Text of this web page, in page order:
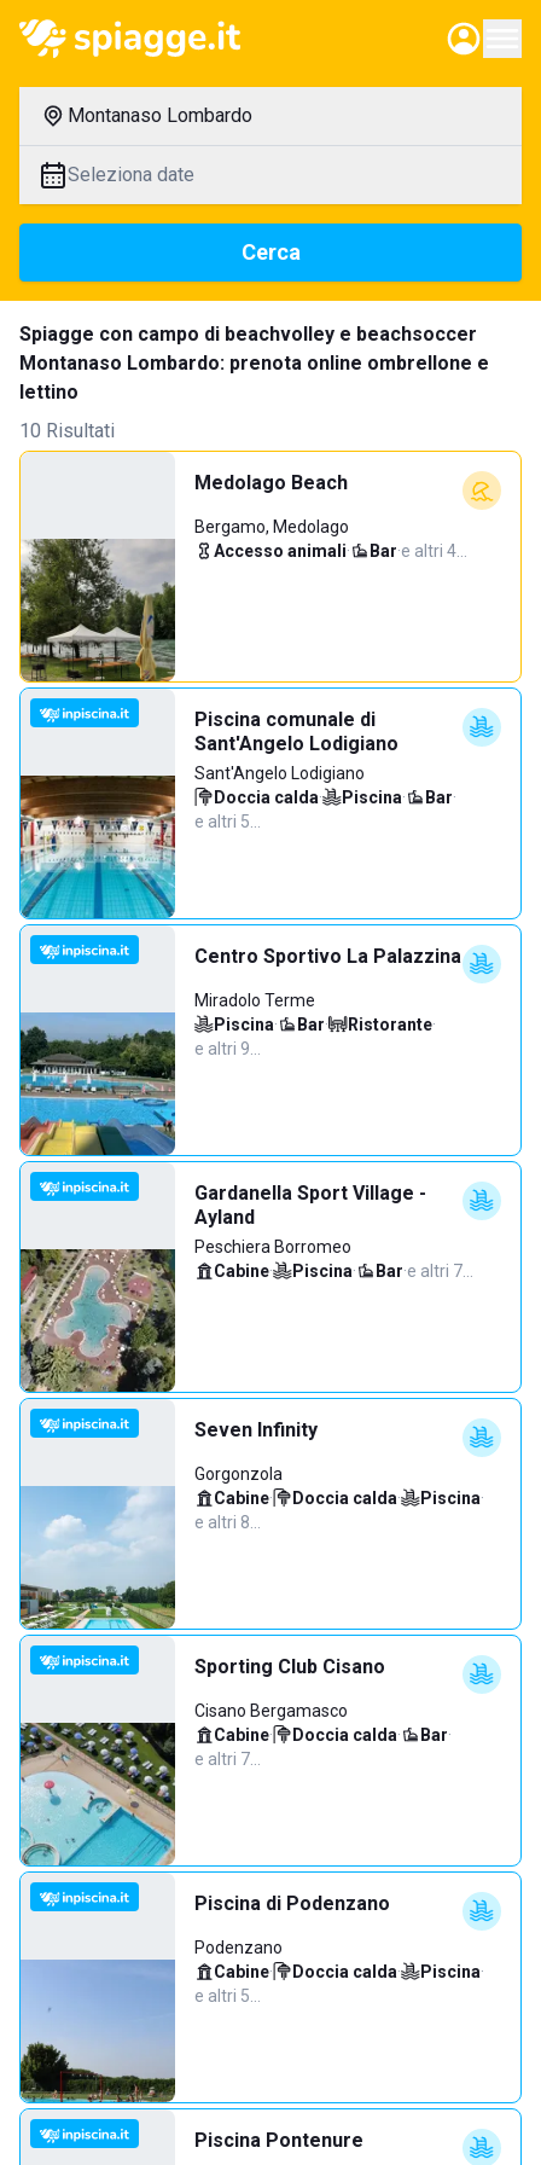
Montanaso Lombardo
Seleziona date
Cerca
Spiagge con campo di beachvolley e beachsoccer
Montanaso Lombardo: prenota online ombrellone e
lettino
10 Risultati
Medolago Beach
Bergamo, Medolago
Accesso animali· Bar·e altri 4…
Piscina comunale di
Sant'Angelo Lodigiano
Sant'Angelo Lodigiano
Doccia calda· Piscina· Bar·
e altri 5…
Centro Sportivo La Palazzina
Miradolo Terme
Piscina· Bar· Ristorante·
e altri 9…
Gardanella Sport Village -
Ayland
Peschiera Borromeo
Cabine· Piscina· Bar·e altri 7…
Seven Infinity
Gorgonzola
Cabine· Doccia calda· Piscina·
e altri 8…
Sporting Club Cisano
Cisano Bergamasco
Cabine· Doccia calda· Bar·
e altri 7…
Piscina di Podenzano
Podenzano
Cabine· Doccia calda· Piscina·
e altri 5…
Piscina Pontenure